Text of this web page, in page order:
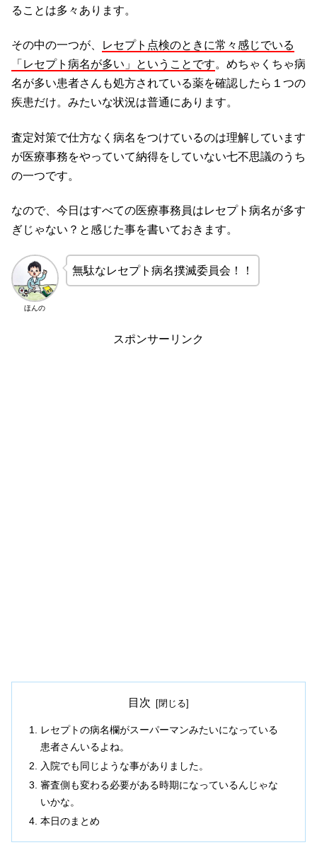
ることは多々あります。
その中の一つが、
レセプト点検のときに常々感じでいる
「レセプト病名が多い」ということです。めちゃくちゃ病
名が多い患者さんも処方されている薬を確認したら１つの
疾患だけ。みたいな状況は普通にあります。
査定対策で仕方なく病名をつけているのは理解しています
が医療事務をやっていて納得をしていない七不思議のうち
の一つです。
なので、今日はすべての医療事務員はレセプト病名が多す
ぎじゃない？と感じた事を書いておきます。
ほんの
無駄なレセプト病名撲滅委員会！！
スポンサーリンク
目次
レセプトの病名欄がスーパーマンみたいになっている
患者さんいるよね。
入院でも同じような事がありました。
審査側も変わる必要がある時期になっているんじゃな
いかな。
本日のまとめ